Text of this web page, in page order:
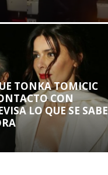
TONKA TOMICIC
CON
LO QUE SE SABE